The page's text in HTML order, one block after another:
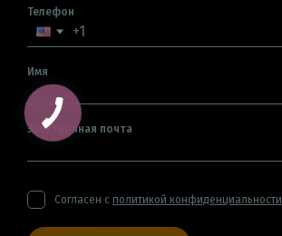
Телефон
Имя
Электронная почта
Согласен с политикой конфиденциальности